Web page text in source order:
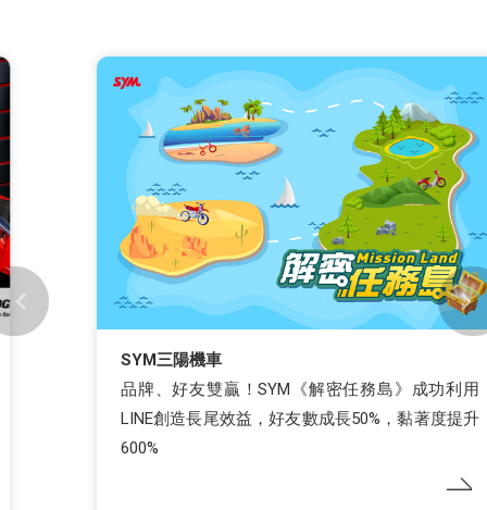
SYM三陽機車
品牌、好友雙贏！SYM《解密任務島》成功利用
LINE創造長尾效益，好友數成長50%，黏著度提升